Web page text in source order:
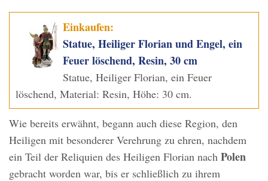
Einkaufen:
Statue, Heiliger Florian und Engel, ein
Feuer löschend, Resin, 30 cm
Statue, Heiliger Florian, ein Feuer
löschend, Material: Resin, Höhe: 30 cm.
Wie bereits erwähnt, begann auch diese Region, den
Heiligen mit besonderer Verehrung zu ehren, nachdem
ein Teil der Reliquien des Heiligen Florian nach Polen
gebracht worden war, bis er schließlich zu ihrem